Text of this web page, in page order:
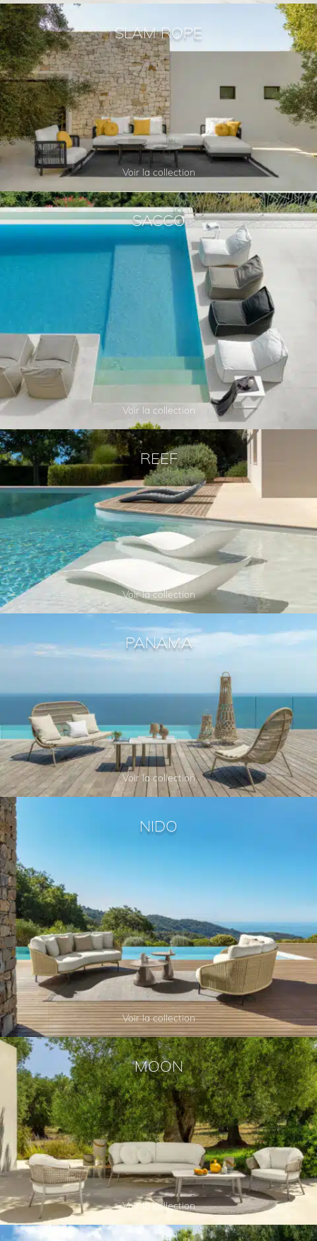
SLAM ROPE
Voir la collection
SACCO
Voir la collection
REEF
Voir la collection
PANAMA
Voir la collection
NIDO
Voir la collection
MOON
Voir la collection